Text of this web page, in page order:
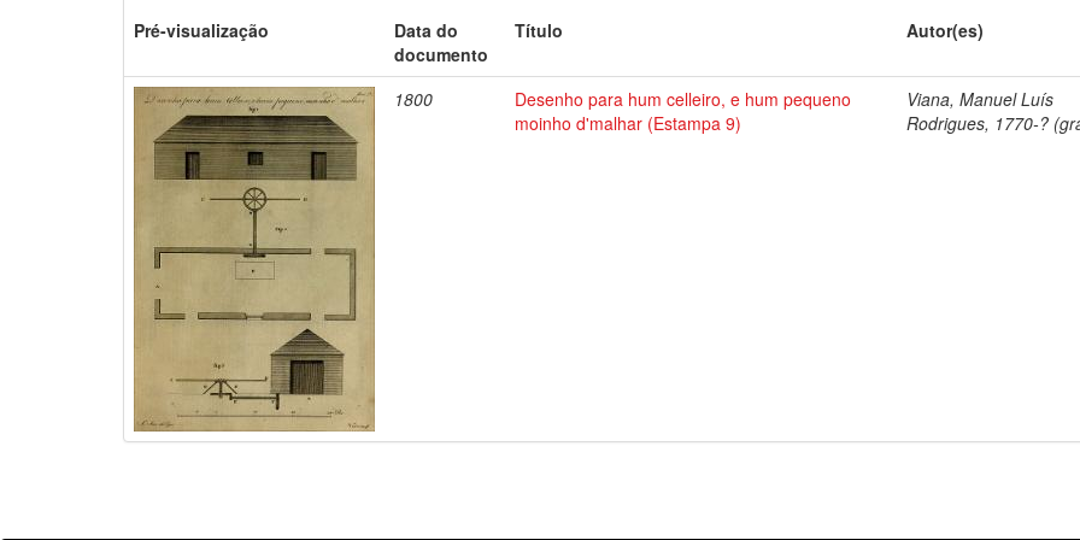
Pré-visualização
Data do
documento
Título Autor(es)
1800
Desenho para hum celleiro, e hum pequeno
moinho d'malhar (Estampa 9)
Viana, Manuel Luís
Rodrigues, 1770-?